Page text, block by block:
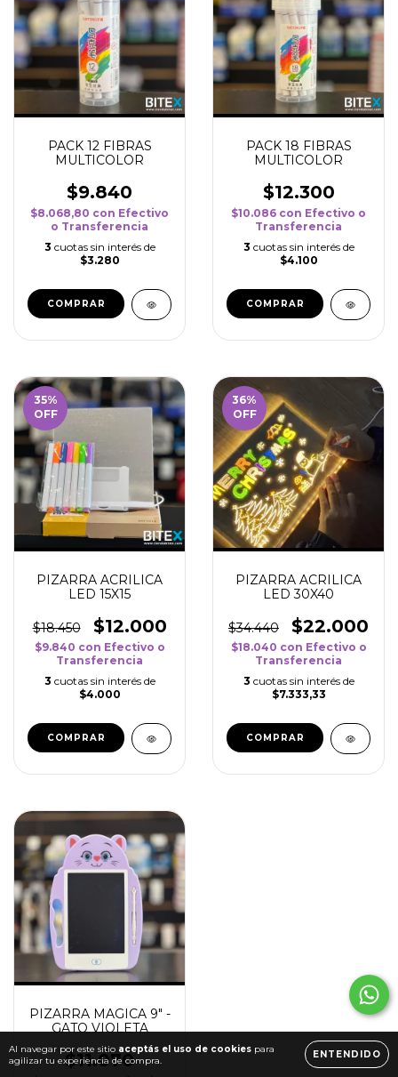
Al navegar por este sitio aceptás el uso de cookies para
agilizar tu experiencia de compra.
ENTENDIDO
PACK 12 FIBRAS
MULTICOLOR
$9.840
$8.068,80 con Efectivo
o Transferencia
3 cuotas sin interés de
$3.280
PACK 18 FIBRAS
MULTICOLOR
$12.300
$10.086 con Efectivo o
Transferencia
3 cuotas sin interés de
$4.100
35%
OFF
PIZARRA ACRILICA
LED 15X15
$18.450 $12.000
$9.840 con Efectivo o
Transferencia
3 cuotas sin interés de
$4.000
36%
OFF
PIZARRA ACRILICA
LED 30X40
$34.440 $22.000
$18.040 con Efectivo o
Transferencia
3 cuotas sin interés de
$7.333,33
PIZARRA MAGICA 9" -
GATO VIOLETA
$11.070